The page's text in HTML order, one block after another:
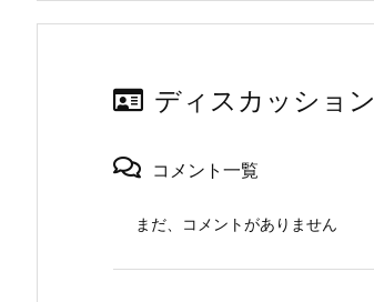
ディスカッション
コメント一覧
まだ、コメントがありません